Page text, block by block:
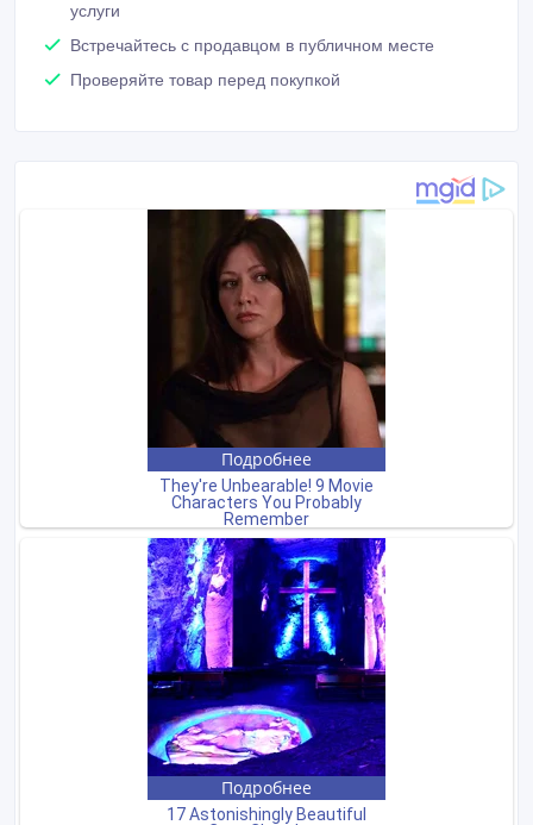
услуги
Встречайтесь с продавцом в публичном месте
Проверяйте товар перед покупкой